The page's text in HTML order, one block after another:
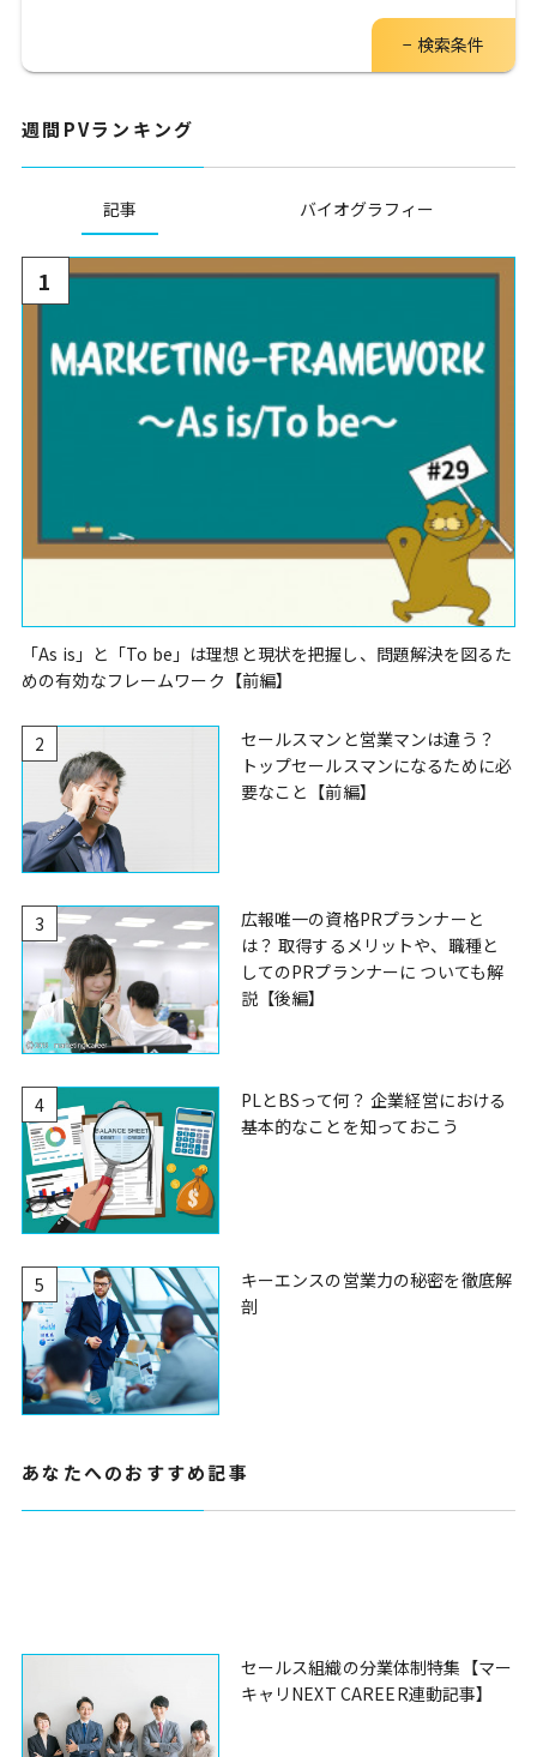
週間PVランキング
記事 バイオグラフィー
1
「As is」と「To be」は理想と現状を把握し、問題解決を図るた
めの有効なフレームワーク【前編】
2
セールスマンと営業マンは違う？
トップセールスマンになるために必
要なこと【前編】
3
広報唯一の資格PRプランナーと
は？ 取得するメリットや、職種と
してのPRプランナーに ついても解
説【後編】
4
PLとBSって何？ 企業経営における
基本的なことを知っておこう
5
キーエンスの営業力の秘密を徹底解
剖
あなたへのおすすめ記事
セールス組織の分業体制特集【マー
キャリNEXT CAREER連動記事】
検索条件